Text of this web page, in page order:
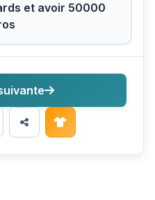
et avoir 50000